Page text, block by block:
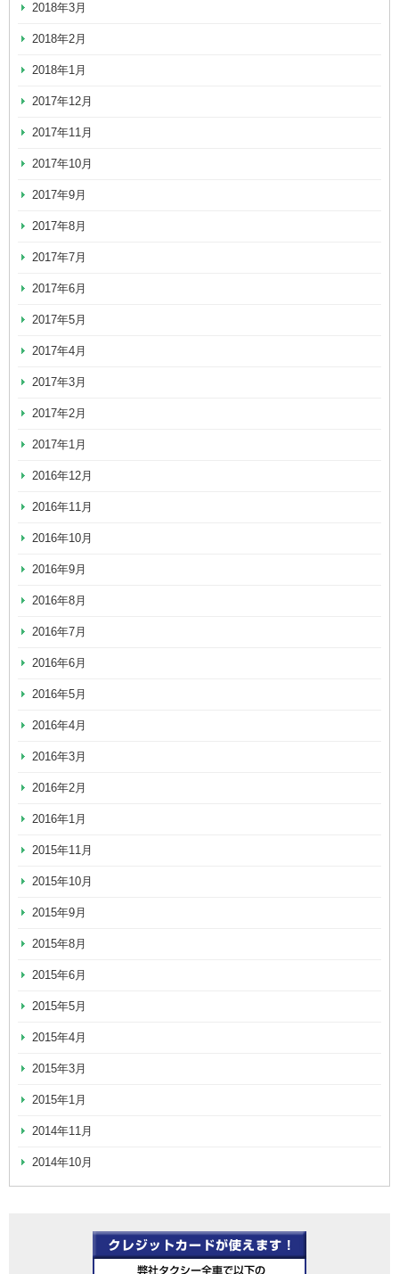
2018年3月
2018年2月
2018年1月
2017年12月
2017年11月
2017年10月
2017年9月
2017年8月
2017年7月
2017年6月
2017年5月
2017年4月
2017年3月
2017年2月
2017年1月
2016年12月
2016年11月
2016年10月
2016年9月
2016年8月
2016年7月
2016年6月
2016年5月
2016年4月
2016年3月
2016年2月
2016年1月
2015年11月
2015年10月
2015年9月
2015年8月
2015年6月
2015年5月
2015年4月
2015年3月
2015年1月
2014年11月
2014年10月